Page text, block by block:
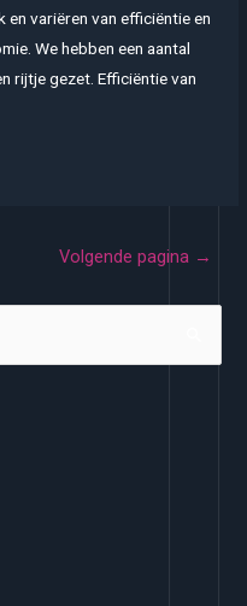
variëren van efficiëntie en
We hebben een aantal
rijtje gezet. Efficiëntie van
Volgende pagina →